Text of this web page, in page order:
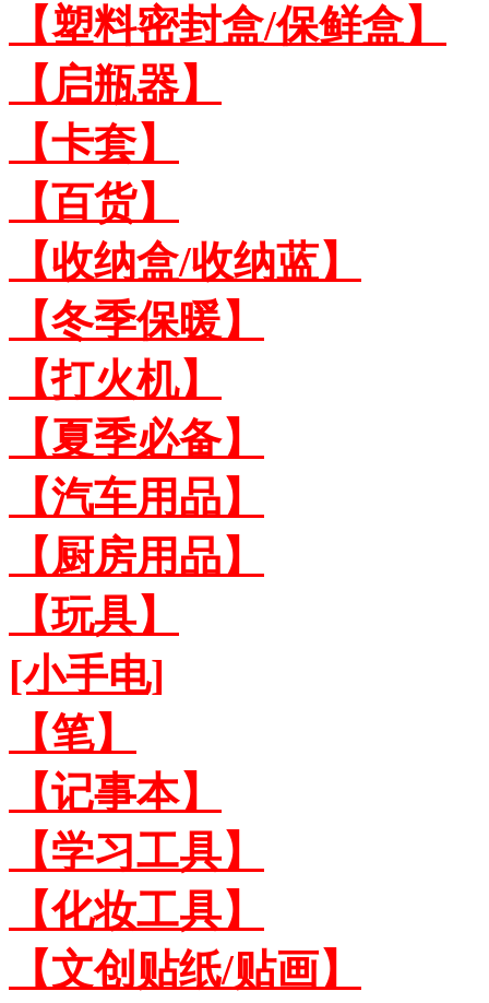
【塑料密封盒/保鲜盒】
【启瓶器】
【卡套】
【百货】
【收纳盒/收纳蓝】
【冬季保暖】
【打火机】
【夏季必备】
【汽车用品】
【厨房用品】
【玩具】
[小手电]
【笔】
【记事本】
【学习工具】
【化妆工具】
【文创贴纸/贴画】